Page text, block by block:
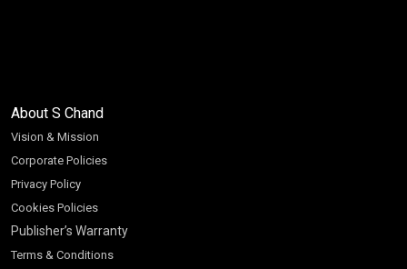
About S Chand
Vision & Mission
Corporate Policies
Privacy Policy
Cookies Policies
Publisher’s Warranty
Terms & Conditions